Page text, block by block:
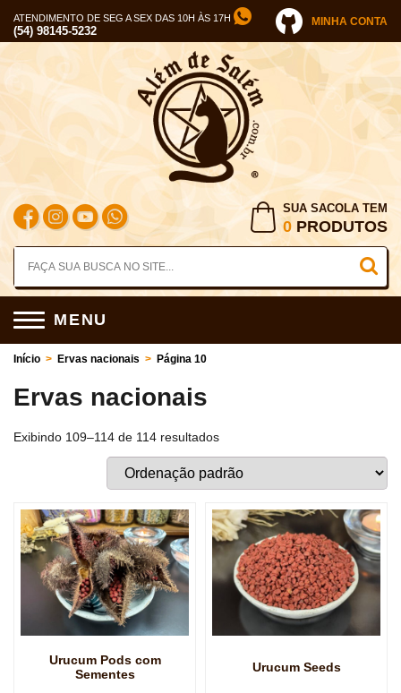
ATENDIMENTO DE SEG A SEX DAS 10H ÀS 17H
(54) 98145-5232
MINHA CONTA
SUA SACOLA TEM
0 PRODUTOS
MENU
Início > Ervas nacionais > Página 10
Ervas nacionais
Exibindo 109–114 de 114 resultados
Urucum Pods com
Sementes
Urucum Seeds